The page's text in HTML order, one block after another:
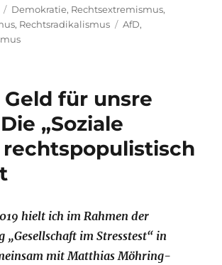
Kategorien
Demokratie, Rechtsextremismus,
, Rechtsradikalismus Schlagwörter
AfD,
Geld für unsre
„Soziale
rechtspopulistisch
hielt ich im Rahmen der
„Gesellschaft im Stresstest“ in
mit Matthias Möhring-